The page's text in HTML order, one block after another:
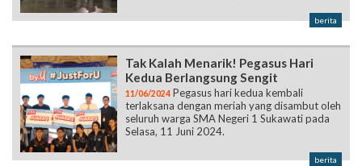
berita
Tak Kalah Menarik! Pegasus Hari
Kedua Berlangsung Sengit
11/06/2024 Pegasus hari kedua kembali
terlaksana dengan meriah yang disambut oleh
seluruh warga SMA Negeri 1 Sukawati pada
Selasa, 11 Juni 2024.
berita